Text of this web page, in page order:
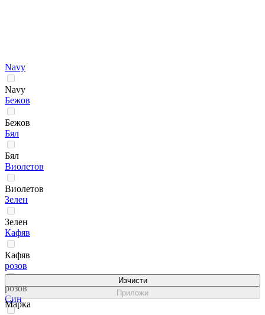
Navy
Navy
Бежов
Бежов
Бял
Бял
Виолетов
Виолетов
Зелен
Зелен
Кафяв
Кафяв
розов
розов
Син
Изчисти
Приложи
Марка